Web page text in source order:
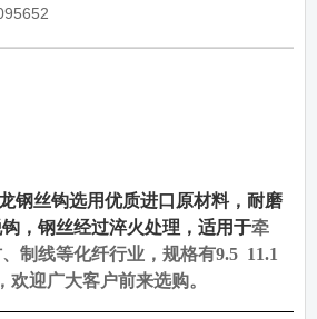
钢丝钩选用优质进口原材料，耐磨
，钢丝经过淬火处理，适用于牵
制线等化纤行业，规格有9.5 11.1
欢迎广大客户前来选购。